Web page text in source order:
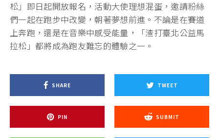
松」即日起開放報名，活動大使理想混蛋，邀請粉絲
們一起在跑步中改變，朝著夢想前進。不論是在賽道
上奔跑，還是在音樂中感受能量，「渣打臺北公益馬
拉松」都將成為跑友難忘的體驗之一。
SHARE TWEET
PIN SUBMIT